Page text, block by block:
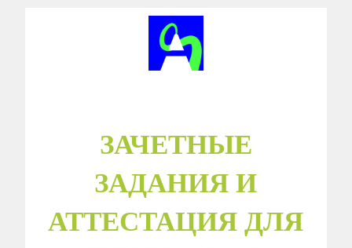
ЗАЧЕТНЫЕ
ЗАДАНИЯ И
АТТЕСТАЦИЯ ДЛЯ